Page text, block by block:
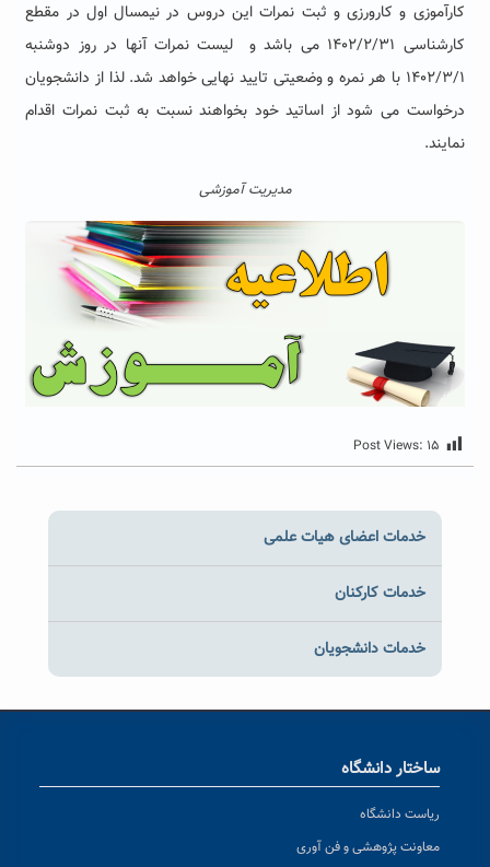
کارآموزی و کارورزی و ثبت نمرات این دروس در نیمسال اول در مقطع
کارشناسی ۱۴۰۲/۲/۳۱ می باشد و لیست نمرات آنها در روز دوشنبه
۱۴۰۲/۳/۱ با هر نمره و وضعیتی تایید نهایی خواهد شد. لذا از دانشجویان
درخواست می شود از اساتید خود بخواهند نسبت به ثبت نمرات اقدام
نمایند.
مدیریت آموزشی
Post Views: ۱۵
خدمات اعضای هیات علمی
خدمات کارکنان
خدمات دانشجویان
ساختار دانشگاه
ریاست دانشگاه
معاونت پژوهشی و فن آوری